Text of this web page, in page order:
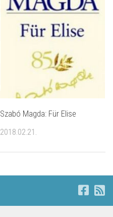
Szabó Magda: Für Elise
2018.02.21.